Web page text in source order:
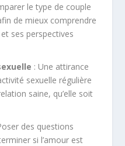
le type de couple
de mieux comprendre
ses perspectives
: Une attirance
sexuelle régulière
saine, qu’elle soit
des questions
si l’amour est